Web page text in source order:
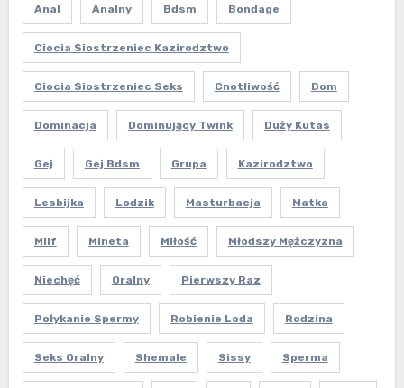
Anal Analny Bdsm Bondage
Ciocia Siostrzeniec Kazirodztwo
Ciocia Siostrzeniec Seks Cnotliwość Dom
Dominacja Dominujący Twink Duży Kutas
Gej Gej Bdsm Grupa Kazirodztwo
Lesbijka Lodzik Masturbacja Matka
Milf Mineta Miłość Młodszy Mężczyzna
Niechęć Oralny Pierwszy Raz
Połykanie Spermy Robienie Loda Rodzina
Seks Oralny Shemale Sissy Sperma